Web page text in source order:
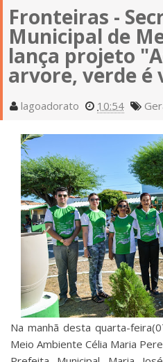
Fronteiras -
Municipal de
lança projeto
arvore, verde é
lagoadorato 10:54
Na manhã desta quarta-
Meio Ambiente Célia Maria